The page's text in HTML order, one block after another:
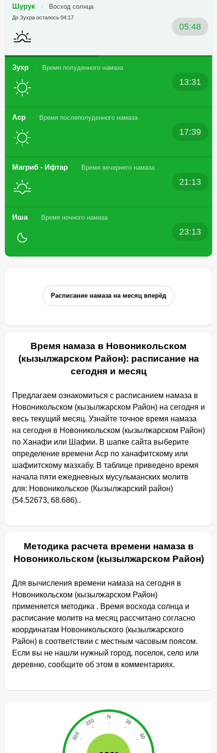
Шурук Восход солнца
05:48
До Зухра осталось 04:17
Зухр Время полуденного намаза
13:31
Аср Время послеполуденного намаза
17:39
Магриб - Ифтар Время вечернего намаза
21:13
Иша Время ночного намаза
23:13
Расписание намаза на месяц вперёд
Время намаза в Новоникольском
(кызылжарском Район): расписание на
сегодня и месяц
Предлагаем ознакомиться с расписанием намаза в
Новоникольском (кызылжарском Район) на сегодня и
весь текущий месяц. Узнайте точное время намаза
на сегодня в Новоникольском (кызылжарском Район)
по Ханафи или Шафии. В шапке сайта выберите
определение времени Аср по ханафитскому или
шафиитскому мазхабу. В таблице приведено время
начала пяти ежедневных мусульманских молитв
для: Новоникольское (Кызылжарский район)
(54.52673, 68.686)..
Методика расчета времени намаза в
Новоникольском (кызылжарском Район)
Для вычисления времени намаза на сегодня в
Новоникольском (кызылжарском Район)
применяется методика . Время восхода солнца и
расписание молитв на месяц рассчитано согласно
координатам Новоникольского (кызылжарского
Район) в соответствии с местным часовым поясом.
Если вы не нашли нужный город, поселок, село или
деревню, сообщите об этом в комментариях.